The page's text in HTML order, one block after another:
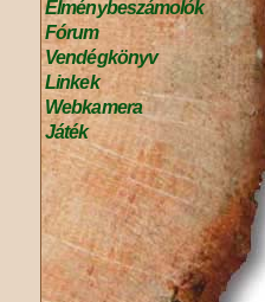
Élménybeszámolók
Fórum
Vendégkönyv
Linkek
Webkamera
Játék